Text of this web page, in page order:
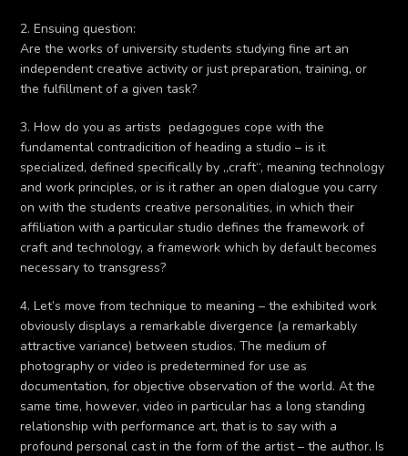
2. Ensuing question:
Are the works of university students studying fine art an
independent creative activity or just preparation, training, or
the fulfillment of a given task?
3. How do you as artists  pedagogues cope with the
fundamental contradicition of heading a studio – is it
specialized, defined specifically by „craft“, meaning technology
and work principles, or is it rather an open dialogue you carry
on with the students creative personalities, in which their
affiliation with a particular studio defines the framework of
craft and technology, a framework which by default becomes
necessary to transgress?
4. Let’s move from technique to meaning – the exhibited work
obviously displays a remarkable divergence (a remarkably
attractive variance) between studios. The medium of
photography or video is predetermined for use as
documentation, for objective observation of the world. At the
same time, however, video in particular has a long standing
relationship with performance art, that is to say with a
profound personal cast in the form of the artist – the author. Is